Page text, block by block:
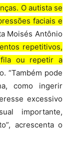
O autista se
faciais e
Moisés Antônio
repetitivos,
ou repetir a
“Também pode
como ingerir
excessivo
importante,
acrescenta o